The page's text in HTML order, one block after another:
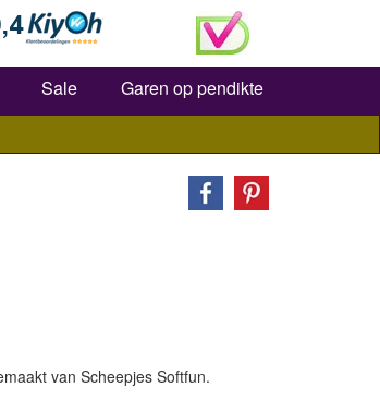
Sale Garen op pendikte
van Scheepjes Softfun.